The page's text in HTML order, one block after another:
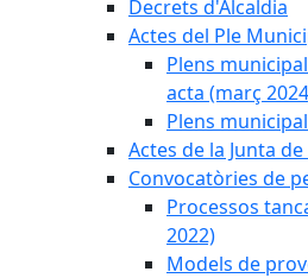
Decrets d'Alcaldia
Actes del Ple
Plens
acta (març
Plens
Actes de la Junta
Convocatòries de
Processos
2022)
Models de